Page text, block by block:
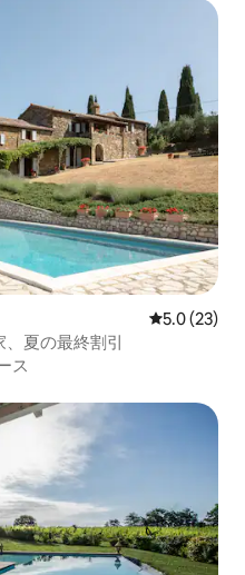
レビュー23
5.0 (23)
夏の最終割引
ス